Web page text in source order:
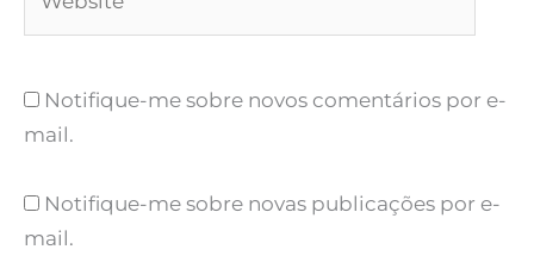
Notifique-me sobre novos comentários por e-
mail.
Notifique-me sobre novas publicações por e-
mail.